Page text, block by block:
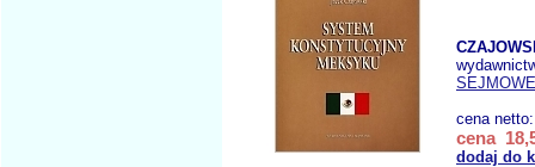
SEJMOWE
cena
cena
dodaj do